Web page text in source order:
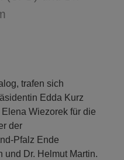
trafen sich
Edda Kurz
Wiezorek für die
der
Pfalz Ende
und Dr. Helmut Martin.